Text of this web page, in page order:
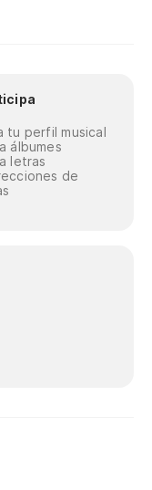
tu perfil musical
álbumes
letras
de